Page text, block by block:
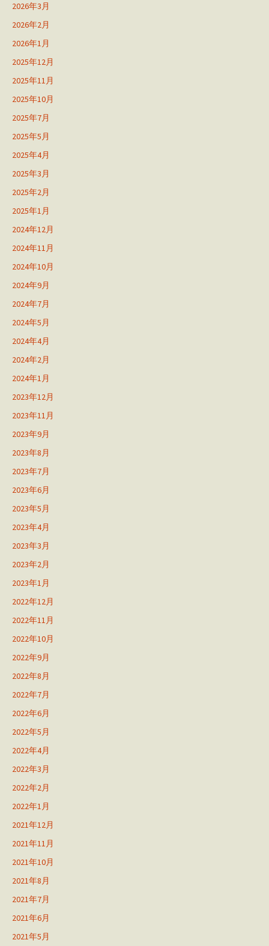
2026年3月
2026年2月
2026年1月
2025年12月
2025年11月
2025年10月
2025年7月
2025年5月
2025年4月
2025年3月
2025年2月
2025年1月
2024年12月
2024年11月
2024年10月
2024年9月
2024年7月
2024年5月
2024年4月
2024年2月
2024年1月
2023年12月
2023年11月
2023年9月
2023年8月
2023年7月
2023年6月
2023年5月
2023年4月
2023年3月
2023年2月
2023年1月
2022年12月
2022年11月
2022年10月
2022年9月
2022年8月
2022年7月
2022年6月
2022年5月
2022年4月
2022年3月
2022年2月
2022年1月
2021年12月
2021年11月
2021年10月
2021年8月
2021年7月
2021年6月
2021年5月